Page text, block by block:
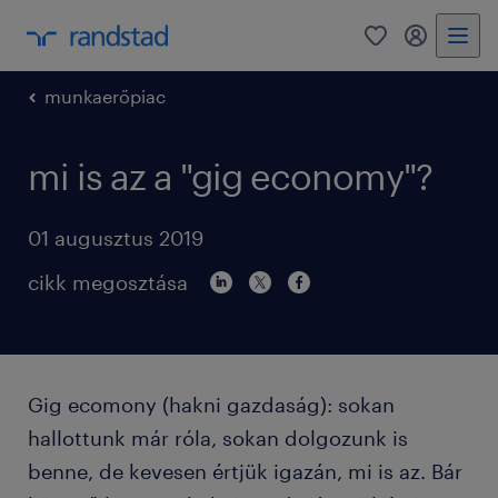
0
munkaerőpiac
mi is az a "gig economy"?
01 augusztus 2019
cikk megosztása
Gig ecomony (hakni gazdaság): sokan
hallottunk már róla, sokan dolgozunk is
benne, de kevesen értjük igazán, mi is az. Bár